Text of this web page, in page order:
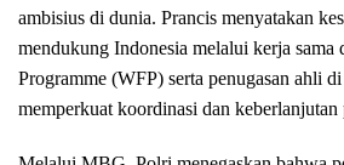
ambisius di dunia. Prancis menyatakan
mendukung Indonesia melalui kerja sama
Programme (WFP) serta penugasan ahli
memperkuat koordinasi dan keberlanjutan